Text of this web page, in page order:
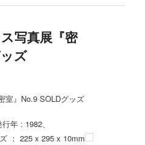
写真展『密
ズ
室』No.9 SOLDグッズ
年 : 1982、
： 225 x 295 x 10mm